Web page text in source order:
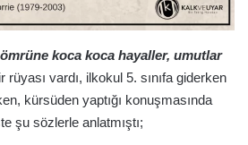
koca koca hayaller, umutlar
rüyası vardı, ilkokul 5. sınıfa giderken
kürsüden yaptığı konuşmasında
şu sözlerle anlatmıştı;